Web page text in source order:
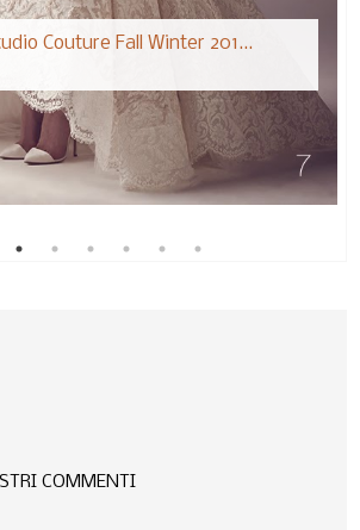
Couture Fall Winter 201...
COMMENTI